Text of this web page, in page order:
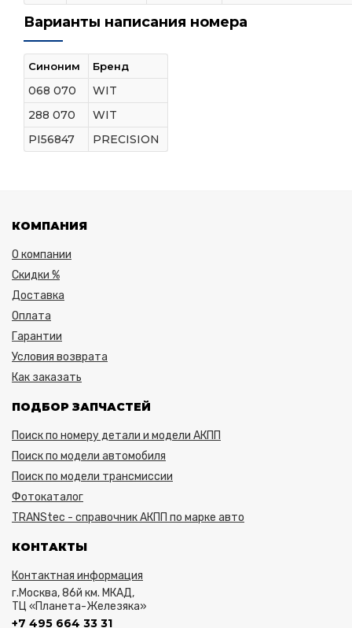
Варианты написания номера
Синоним Бренд
068 070
WIT
288 070
WIT
PI56847
PRECISION
КОМПАНИЯ
О компании
Скидки %
Доставка
Оплата
Гарантии
Условия возврата
Как заказать
ПОДБОР ЗАПЧАСТЕЙ
Поиск по номеру детали и модели АКПП
Поиск по модели автомобиля
Поиск по модели трансмиссии
Фотокаталог
TRANStec - справочник АКПП по марке авто
КОНТАКТЫ
Контактная информация
г.Москва, 86й км. МКАД,
ТЦ «Планета-Железяка»
+7 495 664 33 31